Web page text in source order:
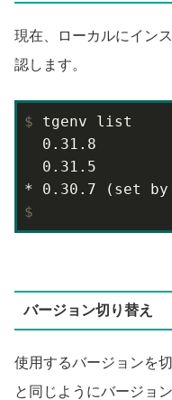
現在、ローカルにイン
認します。
$ tgenv list
  0.31.8
  0.31.5
$
バージョン切り替え
使用するバージョンを
と同じようにバージョ